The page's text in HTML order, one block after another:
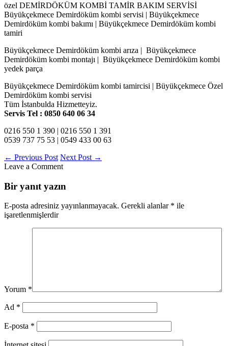
özel DEMİRDÖKÜM KOMBİ TAMİR BAKIM SERVİSİ
Büyükçekmece Demirdöküm kombi servisi | Büyükçekmece
Demirdöküm kombi bakımı | Büyükçekmece Demirdöküm kombi
tamiri
Büyükçekmece Demirdöküm kombi arıza | Büyükçekmece
Demirdöküm kombi montajı | Büyükçekmece Demirdöküm kombi
yedek parça
Büyükçekmece Demirdöküm kombi tamircisi | Büyükçekmece Özel
Demirdöküm kombi servisi
Tüm İstanbulda Hizmetteyiz.
Servis Tel : 0850 640 06 34
0216 550 1 390 | 0216 550 1 391
0539 737 75 53 | 0549 433 00 63
← Previous Post Next Post →
Leave a Comment
Bir yanıt yazın
E-posta adresiniz yayınlanmayacak. Gerekli alanlar * ile
işaretlenmişlerdir
Yorum *
Ad *
E-posta *